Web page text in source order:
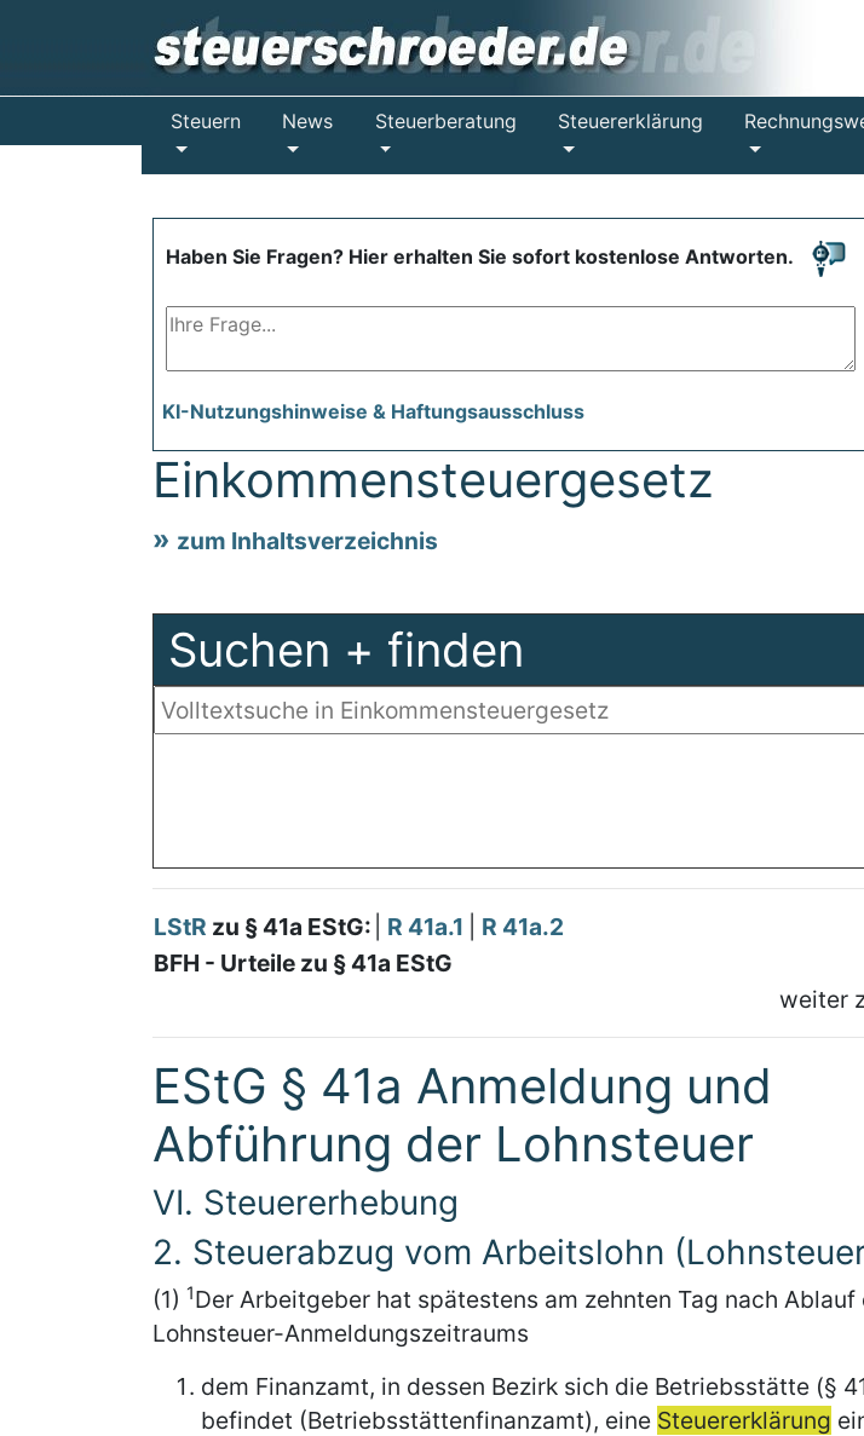
Steuern News Steuerberatung Steuererklärung
Haben Sie Fragen? Hier erhalten Sie sofort kostenlose Antworten.
KI-Nutzungshinweise & Haftungsausschluss
Einkommensteuergesetz
zum Inhaltsverzeichnis
Suchen + finden
LStR zu § 41a EStG: R 41a.1
R 41a.2
BFH - Urteile zu § 41a EStG
weiter
EStG § 41a Anmeldung und
Abführung der Lohnsteuer
VI. Steuererhebung
2. Steuerabzug vom Arbeitslohn
(1) 1Der Arbeitgeber hat spätestens am zehnten Tag nach Ablauf
Lohnsteuer-Anmeldungszeitraums
dem Finanzamt, in dessen Bezirk sich die Betriebsstätte (§
befindet (Betriebsstättenfinanzamt), eine Steuererklärung